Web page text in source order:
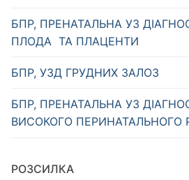
БПР, ПРЕНАТАЛЬНА УЗ
ПЛОДА ТА ПЛАЦЕНТИ
БПР, УЗД ГРУДНИХ ЗАЛОЗ
БПР, ПРЕНАТАЛЬНА УЗ
ВИСОКОГО ПЕРИНАТАЛЬНОГО
РОЗСИЛКА